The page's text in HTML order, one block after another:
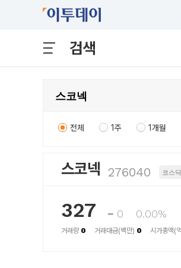
검색
전체 1주 1개월
스코넥 276040 코스닥
327 0 0.00%
거래량 0 거래대금(백만) 0 시가총액(